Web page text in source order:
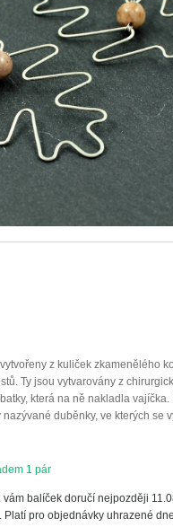
z kuliček zkamenělého
Ty jsou vytvarovány z
která na ně nakladla vajíčka.
duběnky, ve kterých se
1 pár
vám balíček doručí nejpozději
Platí pro objednávky uhrazené